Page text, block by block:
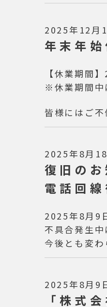
2025年12月
年末年
【休業期間
※休業期間中
皆様にはご
2025年8月18
復旧のお
電話回
2025年8月9
不具合発生中
今後とも変わ
2025年8月9
「株式